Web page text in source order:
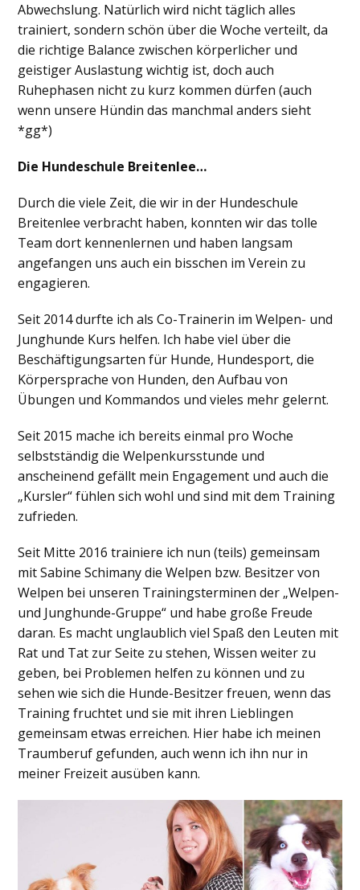
Abwechslung. Natürlich wird nicht täglich alles
trainiert, sondern schön über die Woche verteilt, da
die richtige Balance zwischen körperlicher und
geistiger Auslastung wichtig ist, doch auch
Ruhephasen nicht zu kurz kommen dürfen (auch
wenn unsere Hündin das manchmal anders sieht
*gg*)
Die Hundeschule Breitenlee…
Durch die viele Zeit, die wir in der Hundeschule
Breitenlee verbracht haben, konnten wir das tolle
Team dort kennenlernen und haben langsam
angefangen uns auch ein bisschen im Verein zu
engagieren.
Seit 2014 durfte ich als Co-Trainerin im Welpen- und
Junghunde Kurs helfen. Ich habe viel über die
Beschäftigungsarten für Hunde, Hundesport, die
Körpersprache von Hunden, den Aufbau von
Übungen und Kommandos und vieles mehr gelernt.
Seit 2015 mache ich bereits einmal pro Woche
selbstständig die Welpenkursstunde und
anscheinend gefällt mein Engagement und auch die
„Kursler“ fühlen sich wohl und sind mit dem Training
zufrieden.
Seit Mitte 2016 trainiere ich nun (teils) gemeinsam
mit Sabine Schimany die Welpen bzw. Besitzer von
Welpen bei unseren Trainingsterminen der „Welpen-
und Junghunde-Gruppe“ und habe große Freude
daran. Es macht unglaublich viel Spaß den Leuten mit
Rat und Tat zur Seite zu stehen, Wissen weiter zu
geben, bei Problemen helfen zu können und zu
sehen wie sich die Hunde-Besitzer freuen, wenn das
Training fruchtet und sie mit ihren Lieblingen
gemeinsam etwas erreichen. Hier habe ich meinen
Traumberuf gefunden, auch wenn ich ihn nur in
meiner Freizeit ausüben kann.